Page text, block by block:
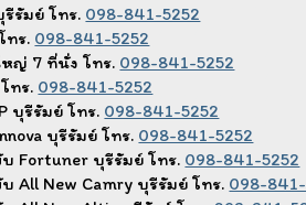
รัมย์ โทร. 098-841-5252
ทร. 098-841-5252
ญ่ 7 ที่นั่ง โทร. 098-841-5252
ทร. 098-841-5252
บุรีรัมย์ โทร. 098-841-5252
บุรีรัมย์ โทร. 098-841-5252
Fortuner บุรีรัมย์ โทร. 098-841-5252
All New Camry บุรีรัมย์ โทร. 098-